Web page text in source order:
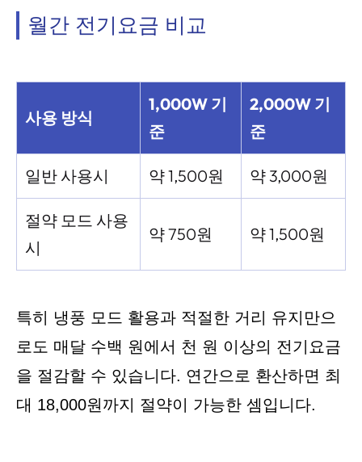
월간 전기요금 비교
사용 방식
1,000W 기
준
2,000W 기
준
일반 사용시 약 1,500원 약 3,000원
절약 모드 사용
시
약 750원 약 1,500원
특히 냉풍 모드 활용과 적절한 거리 유지만으
로도 매달 수백 원에서 천 원 이상의 전기요금
을 절감할 수 있습니다. 연간으로 환산하면 최
대 18,000원까지 절약이 가능한 셈입니다.